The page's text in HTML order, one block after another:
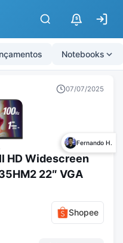
$
Notebooks
07/07/2025
Fernando H.
HD Widescreen
22″ VGA
Shopee